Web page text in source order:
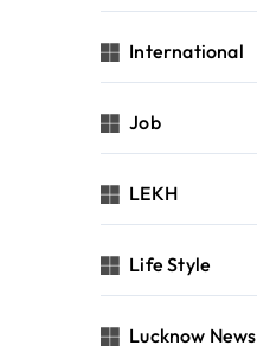
International
Job
LEKH
Life Style
Lucknow News